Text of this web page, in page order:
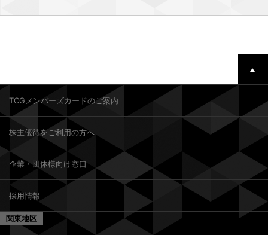
TCGメンバーズカードのご案内
株主優待をご利用の方へ
企業・団体様向け窓口
採用情報
関東地区